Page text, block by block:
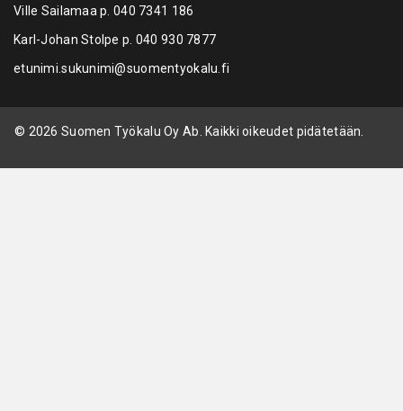
Ville Sailamaa p.040 7341 186
Karl-Johan Stolpe p. 040 930 7877
etunimi.sukunimi@suomentyokalu.fi
© 2026 Suomen Työkalu Oy Ab. Kaikki oikeudet pidätetään.